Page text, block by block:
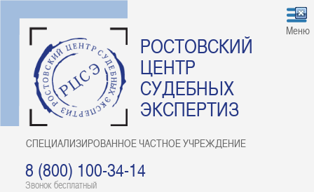
РОСТОВСКИЙ
ЦЕНТР
СУДЕБНЫХ
ЭКСПЕРТИЗ
СПЕЦИАЛИЗИРОВАННОЕ ЧАСТНОЕ УЧРЕЖДЕНИЕ
8 (800) 100-34-14
Звонок бесплатный
Меню